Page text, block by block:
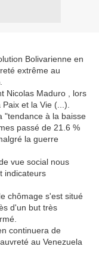
Bolivarienne en
extrême au
Nicolas Maduro , lors
et la Vie (...).
"tendance à la baisse
passé de 21.6 %
la guerre
vue social nous
indicateurs
chômage s'est situé
d'un but très
continuera de
au Venezuela